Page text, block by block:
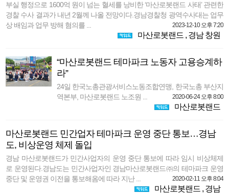
부실 행정으로 1600억 원이 넘는 혈세를 낭비한 ‘마산로봇랜드 사태’ 관련한
경찰 수사 결과가 내년 2월께 나올 전망이다.경남경찰청 광역수사대는 업무
상 배임과 업무 방해 혐의를 ...
2023-12-10 오후 7:20
마산로봇랜드 , 경남 창원
“마산로봇랜드 테마파크 노동자 고용승계하
라”
24일 한국노총관광서비스노동조합연맹, 한국노총 부산지
역본부, 마산로봇랜드 노조원 ...
2020-06-24 오후 8:00
마산로봇랜드
마산로봇랜드 민간업자 테마파크 운영 중단 통보…경남
도, 비상운영 체제 돌입
경남 마산로봇랜드가 민간사업자의 운영 중단 통보에 따라 임시 비상체제
로 운영된다.경남도는 민간사업자인 경남마산로봇랜드㈜의 테마파크 운영
중단 및 운영권 이전을 통보해옴에 따라 지난 ...
2020-02-11 오후 8:04
마산로봇랜드 , 경남